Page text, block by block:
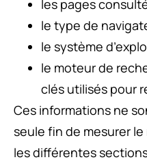
les pages
le type de
le système
le moteur de
clés utilisés pour
Ces informations ne
seule fin de mesurer
les différentes